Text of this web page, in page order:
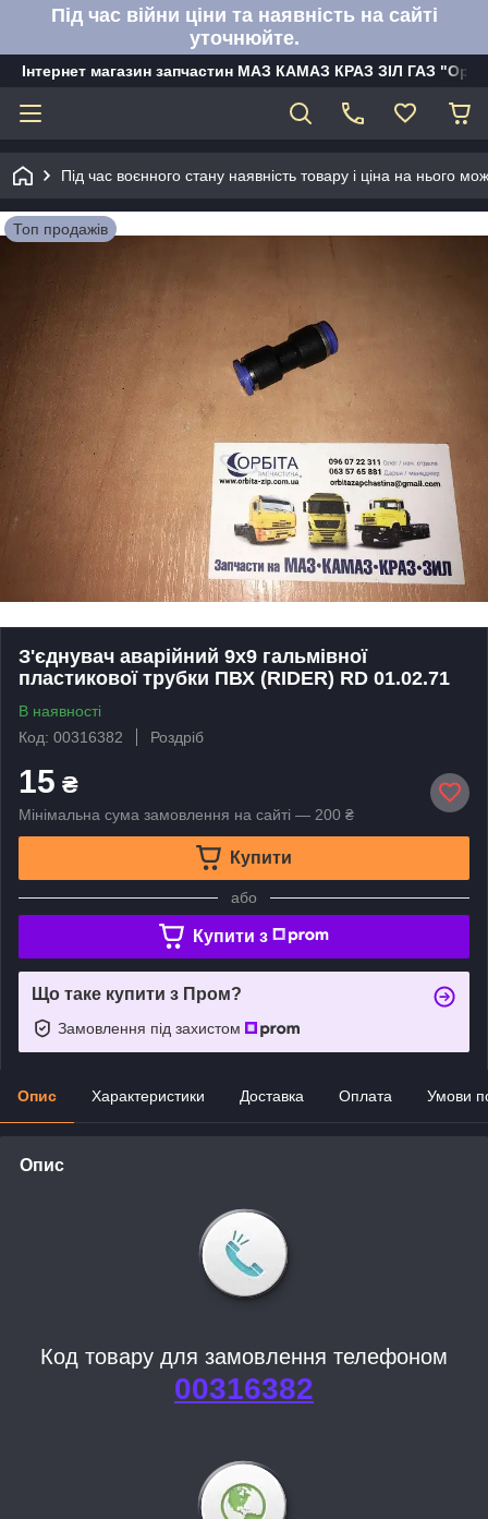
Під час війни ціни та наявність на сайті
уточнюйте.
Інтернет магазин запчастин МАЗ КАМАЗ КРАЗ ЗІЛ ГАЗ
Під час воєнного стану наявність товару і ціна на нього
Топ продажів
З'єднувач аварійний 9х9 гальмівної
пластикової трубки ПВХ (RIDER) RD 01.02.71
В наявності
Код: 00316382
Роздріб
15 ₴
Мінімальна сума замовлення на сайті — 200 ₴
Купити
або
Купити з
Що таке купити з Пром?
Замовлення під захистом
Опис Характеристики Доставка Оплата Умови
Опис
Код товару для замовлення телефоном
00316382